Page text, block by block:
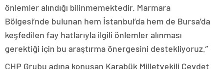
önlemler alındığı bilinmemektedir. Marmara
Bölgesi’nde bulunan hem İstanbul’da hem de Bursa’da
keşfedilen fay hatlarıyla ilgili önlemler alınması
gerektiği için bu araştırma önergesini destekliyoruz.”
CHP Grubu adına konuşan Karabük Milletvekili Cevdet